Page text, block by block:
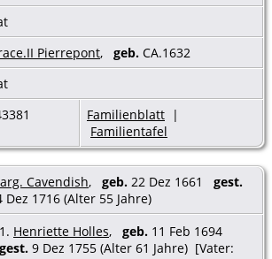
Pierrepont, geb. CA.1632
Familienblatt |
Familientafel
Cavendish, geb. 22 Dez 1661 gest.
Dez 1716 (Alter 55 Jahre)
1. Henriette Holles, geb. 11 Feb 1694
gest. 9 Dez 1755 (Alter 61 Jahre) [Vater: